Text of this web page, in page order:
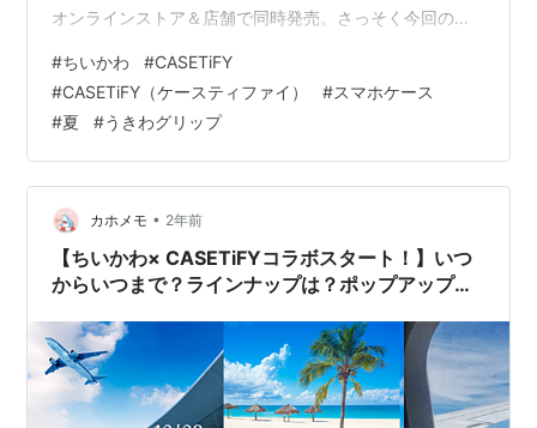
オンラインストア＆店舗で同時発売。さっそく今回の注
たい＞ ちいかわ×CASETiFYコラボ第2弾とは？ 【発売
日】 【販売場所】 商品ラインナップ＆注目グッズ ◯ ち
いかわ サマーパーティー スマホストラップ ◯ サニーズ
コレクティブルイヤホンケース ◯ うきわ コレクティブ
ルグリップスタンド カホの注目ポイント＆おすすめ…
#ちいかわ #CASETiFY
#CASETiFY（ケースティファイ） #スマホケース
#夏 #うきわグリップ
カホメモ • 2年前
【ちいかわ× CASETiFYコラボスタート！】いつ
からいつまで？ラインナップは？ポップアップス